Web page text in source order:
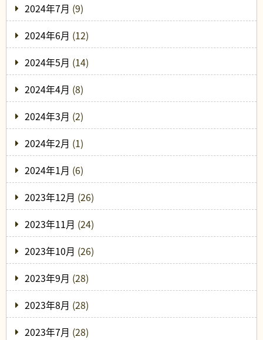
2024年7月 (9)
2024年6月 (12)
2024年5月 (14)
2024年4月 (8)
2024年3月 (2)
2024年2月 (1)
2024年1月 (6)
2023年12月 (26)
2023年11月 (24)
2023年10月 (26)
2023年9月 (28)
2023年8月 (28)
2023年7月 (28)